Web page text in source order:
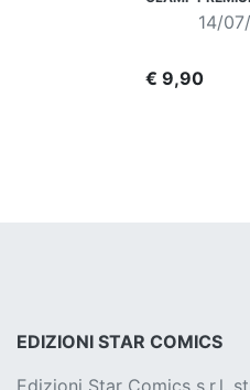
14/
€ 9,90
EDIZIONI STAR COMICS